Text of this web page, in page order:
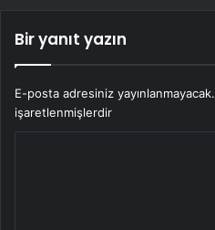
Bir yanıt yazın
E-posta adresiniz yayınlanmayacak.
işaretlenmişlerdir